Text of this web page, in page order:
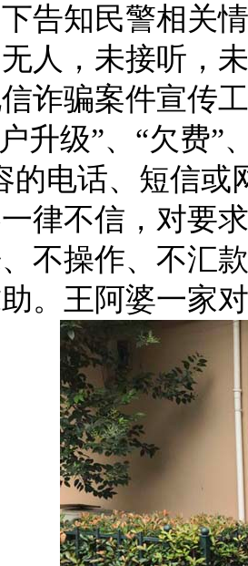
告知民警相关
人，未接听，
诈骗案件宣传
升级”、“欠费”
的电话、短信
律不信，对要
不操作、不汇
。王阿婆一家